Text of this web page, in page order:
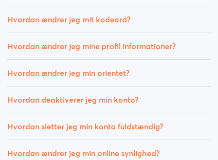
Hvordan ændrer jeg mit kodeord?
Hvordan ændrer jeg mine profil informationer?
Hvordan ændrer jeg min orientet?
Hvordan deaktiverer jeg min konto?
Hvordan sletter jeg min konto fuldstændig?
Hvordan ændrer jeg min online synlighed?